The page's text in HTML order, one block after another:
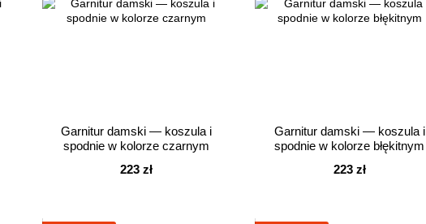
Garnitur damski — koszula i
spodnie w kolorze czarnym
223 zł
Garnitur damski — koszula i
spodnie w kolorze błękitnym
223 zł